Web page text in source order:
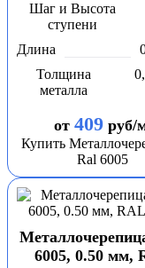
Шаг и Высота
ступени
Длина
Толщина
металла
от 409руб/
Купить
Ral 6005
6005, 0.50 мм,